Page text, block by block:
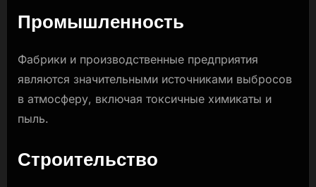
Промышленность
Фабрики и производственные предприятия
являются значительными источниками выбросов
в атмосферу, включая токсичные химикаты и
пыль.
Строительство